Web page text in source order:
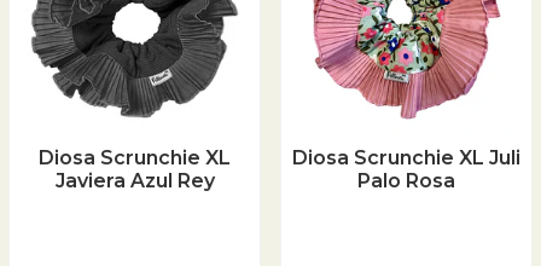
Diosa Scrunchie XL
Javiera Azul Rey
Diosa Scrunchie XL Juli
Palo Rosa